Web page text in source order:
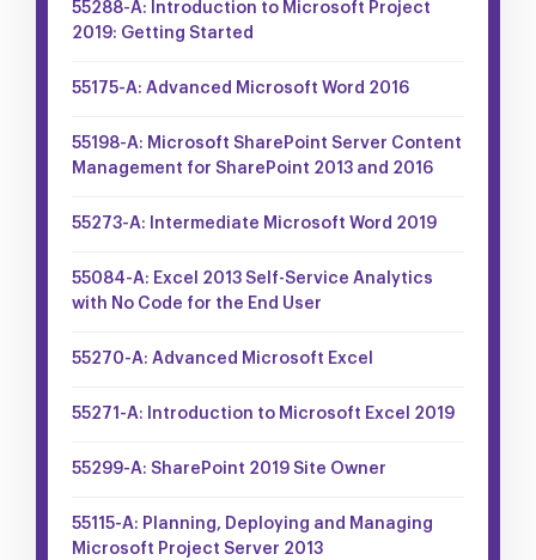
55288-A: Introduction to Microsoft Project
2019: Getting Started
55175-A: Advanced Microsoft Word 2016
55198-A: Microsoft SharePoint Server Content
Management for SharePoint 2013 and 2016
55273-A: Intermediate Microsoft Word 2019
55084-A: Excel 2013 Self-Service Analytics
with No Code for the End User
55270-A: Advanced Microsoft Excel
55271-A: Introduction to Microsoft Excel 2019
55299-A: SharePoint 2019 Site Owner
55115-A: Planning, Deploying and Managing
Microsoft Project Server 2013